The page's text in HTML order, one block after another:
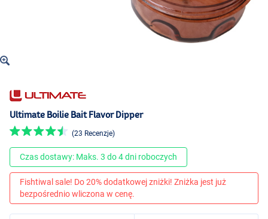
Ultimate Boilie Bait Flavor Dipper
(23 Recenzje)
Czas dostawy: Maks. 3 do 4 dni roboczych
Fishtiwal sale! Do 20% dodatkowej zniżki! Zniżka jest już
bezpośrednio wliczona w cenę.